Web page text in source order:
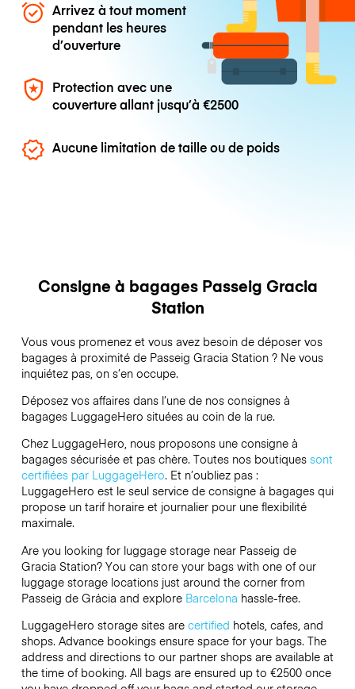
Arrivez à tout moment
pendant les heures
d’ouverture
Protection avec une
couverture allant jusqu’à€2500
Aucune limitation de taille ou de poids
Consigne à bagages Passeig Gracia
Station
Vous vous promenez et vous avez besoin de déposer vos
bagages à proximité de Passeig Gracia Station ? Ne vous
inquiétez pas, on s’en occupe.
Déposez vos affaires dans l’une de nos consignes à
bagages LuggageHero situées au coin de la rue.
Chez LuggageHero, nous proposons une consigne à
bagages sécurisée et pas chère. Toutes nos boutiques sont
certifiées par LuggageHero. Et n’oubliez pas :
LuggageHero est le seul service de consigne à bagages qui
propose un tarif horaire et journalier pour une flexibilité
maximale.
Are you looking for luggage storage near Passeig de
Gracia Station? You can store your bags with one of our
luggage storage locations just around the corner from
Passeig de Grácia and explore Barcelona hassle-free.
LuggageHero storage sites are certified hotels, cafes, and
shops. Advance bookings ensure space for your bags. The
address and directions to our partner shops are available at
the time of booking. All bags are ensured up to €2500once